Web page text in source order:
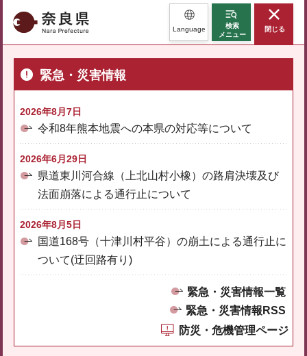
奈良県 Language
検索
メニュー
閉じる
緊急・災害情報
2026年8月7日
令和8年熊本地震への本県の対応等について
2026年6月29日
県道東川河合線（上北山村小橡）の路肩決壊及び
法面崩落による通行止について
2026年8月5日
国道168号（十津川村平谷）の崩土による通行止に
ついて(迂回路有り)
緊急・災害情報一覧
緊急・災害情報RSS
防災・危機管理ページ